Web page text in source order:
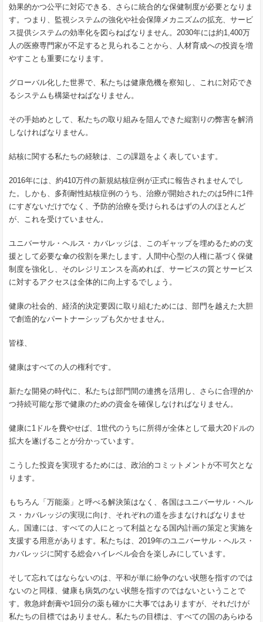
効果的かつ公平に対応できる、さらに統合的な保健制度が必要となりま
す。つまり、監視システムの強化や社会保障メカニズムの拡充、サービ
ス提供システムの効率化を図らねばなりません。2030年には約1,400万
人の医療専門家が不足すると見られることから、人材育成への投資を増
やすことも重要になります。
グローバル化した世界で、私たちは健康危機を察知し、これに対応でき
るシステムも構築せねばなりません。
その手始めとして、私たちの取り組みを阻んできた縦割りの弊害を解消
しなければなりません。
結核に関する私たちの経験は、この課題をよく表しています。
2016年には、約410万件の新規結核症例が正式に報告されませんでし
た。しかも、多剤耐性結核症例のうち、治療が開始されたのは5件に1件
にすぎないだけでなく、予防的治療を受けられるはずの人のほとんど
が、これを受けていません。
ユニバーサル・ヘルス・カバレッジは、このギャップを埋めるための支
援として必要な傘の役割を果たします。人間中心型の人権に基づく保健
制度を強化し、そのレジリエンスを高めれば、サービスの質とサービス
に対するアクセスは全体的に向上するでしょう。
健康の社会的、経済的決定要因に取り組むためには、部門を越えた大胆
で創造的なパートナーシップも欠かせません。
皆様、
健康はすべての人の権利です。
新たな開発の時代に、私たちは部門間の連携を活用し、さらに合理的か
つ持続可能な形で健康のための資金を確保しなければなりません。
健康に1ドルを費やせば、1世代のうちに所得が全体として最大20ドルの
拡大を遂げることが分かっています。
こうした投資を実現するためには、政治的コミットメントが不可欠とな
ります。
もちろん「万能薬」と呼べる解決策はなく、各国はユニバーサル・ヘル
ス・カバレッジの実現に向け、それぞれの道を歩まなければなりませ
ん。国連には、すべての人にとって利益となる国内計画の策定と実施を
支援する用意があります。私たちは、2019年のユニバーサル・ヘルス・
カバレッジに関する総会ハイレベル会合を楽しみにしています。
そして忘れてはならないのは、平和が単に紛争のない状態を指すのでは
ないのと同様、健康も病気のない状態を指すのではないということで
す。救急絆創膏や1回分の薬も確かに大事ではありますが、それだけが
私たちの目標ではありません。私たちの目標は、すべての国のあらゆる